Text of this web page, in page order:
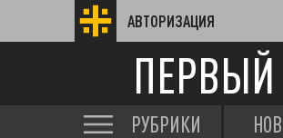
АВТОРИЗАЦИЯ
РУБРИКИ